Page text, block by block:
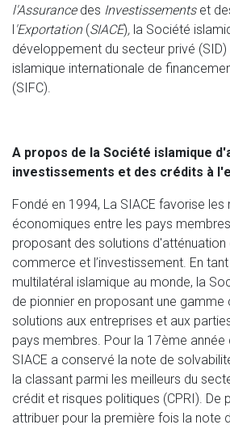
l'Assurance des Investissements et
l Exportation (SIACE), la Société
développement du secteur privé
islamique internationale de
(SIFC).
A propos de la Société islamique
investissements et des crédits à
Fondé en 1994, La SIACE favorise les
économiques entre les pays
proposant des solutions d'atténuation
commerce et l’investissement. En
multilatéral islamique au monde, la
de pionnier en proposant une
solutions aux entreprises et aux
pays membres. Pour la 17ème année
SIACE a conservé la note de
la classant parmi les meilleurs du
crédit et risques politiques (CPRI). De
attribuer pour la première fois la note